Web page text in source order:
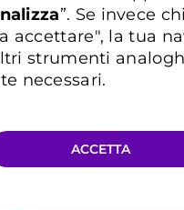
”. Se invece
accettare", la tua
strumenti
necessari.
ACCETTA
GIGA e Minuti illimitati
da